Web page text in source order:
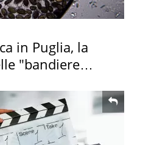
in Puglia, la
"bandiere